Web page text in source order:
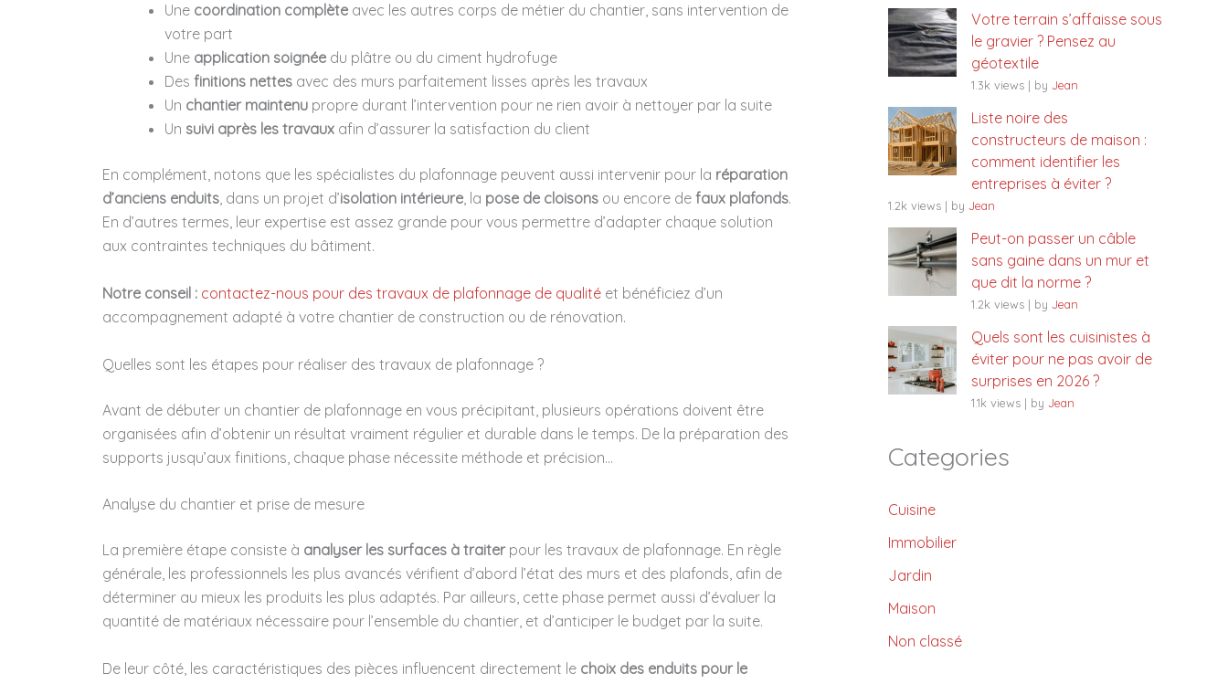
Une coordination complète avec les autres corps de métier du chantier, sans intervention de
votre part
Une application soignée du plâtre ou du ciment hydrofuge
Des finitions nettes avec des murs parfaitement lisses après les travaux
Un chantier maintenu propre durant l’intervention pour ne rien avoir à nettoyer par la suite
Un suivi après les travaux afin d’assurer la satisfaction du client
En complément, notons que les spécialistes du plafonnage peuvent aussi intervenir pour la réparation
d’anciens enduits, dans un projet d’isolation intérieure, la pose de cloisons ou encore de faux plafonds.
En d’autres termes, leur expertise est assez grande pour vous permettre d’adapter chaque solution
aux contraintes techniques du bâtiment.
Notre conseil : contactez-nous pour des travaux de plafonnage de qualité et bénéficiez d’un
accompagnement adapté à votre chantier de construction ou de rénovation.
Quelles sont les étapes pour réaliser des travaux de plafonnage ?
Avant de débuter un chantier de plafonnage en vous précipitant, plusieurs opérations doivent être
organisées afin d’obtenir un résultat vraiment régulier et durable dans le temps. De la préparation des
supports jusqu’aux finitions, chaque phase nécessite méthode et précision…
Analyse du chantier et prise de mesure
La première étape consiste à analyser les surfaces à traiterpour les travaux de plafonnage. En règle
générale, les professionnels les plus avancés vérifient d’abord l’état des murs et des plafonds, afin de
déterminer au mieux les produits les plus adaptés. Par ailleurs, cette phase permet aussi d’évaluer la
quantité de matériaux nécessaire pour l’ensemble du chantier, et d’anticiper le budget par la suite.
De leur côté, les caractéristiques des pièces influencent directement le choix des enduits pour le
Votre terrain s’affaisse sous
le gravier ? Pensez au
géotextile
1.3k views | by Jean
Liste noire des
constructeurs de maison :
comment identifier les
entreprises à éviter ?
1.2k views | by Jean
Peut-on passer un câble
sans gaine dans un mur et
que dit la norme ?
1.2k views | by Jean
Quels sont les cuisinistes à
éviter pour ne pas avoir de
surprises en 2026 ?
1.1k views | by Jean
Categories
Cuisine
Immobilier
Jardin
Maison
Non classé